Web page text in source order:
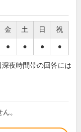
金 土 日 祝
● ● ● ●
夜時間帯の回答には
。